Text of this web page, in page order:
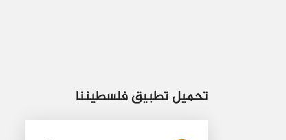
تحميل تطبيق فلسطيننا